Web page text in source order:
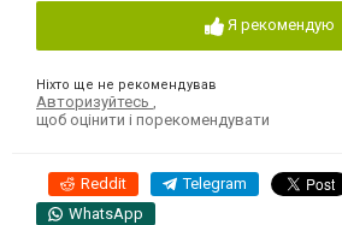
Я рекомендую
Ніхто ще не рекомендував
Авторизуйтесь
щоб оцінити і порекомендувати
Reddit Telegram
WhatsApp